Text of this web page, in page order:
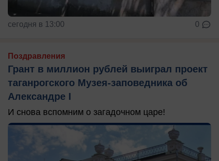
сегодня в 13:00 0
Поздравления
Грант в миллион рублей выиграл проект
таганрогского Музея-заповедника об
Александре I
И снова вспомним о загадочном царе!